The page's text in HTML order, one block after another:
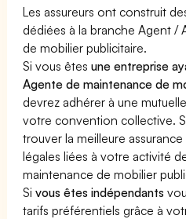
Les assureurs ont construit
dédiées à la branche Agent /
de mobilier publicitaire.
Si vous êtesune entreprise
Agente de maintenance de
devrez adhérer à une
votre convention collective.
trouver la meilleure
légales liées à votre activité
maintenance de mobilier
Sivous êtes indépendants
tarifs préférentiels grâce à